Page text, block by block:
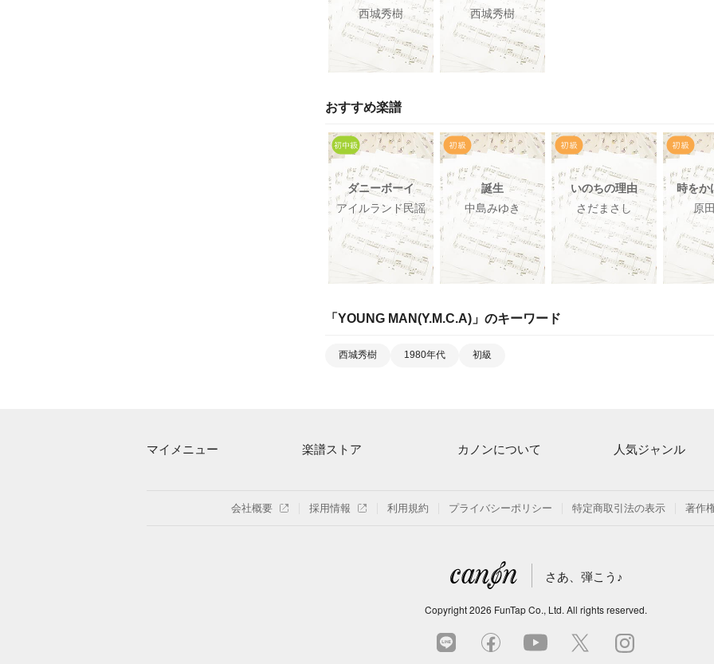
西城秀樹
西城秀樹
おすすめ楽譜
ダニーボーイ
アイルランド民謡
誕生
中島みゆき
いのちの理由
さだまさし
時をか
原
「 YOUNG MAN(Y.M.C.A) 」のキーワード
西城秀樹 1980年代 初級
マイメニュー
ログイン / 会員登録（無料）
楽譜ストア
楽曲一覧
カノンについて
月額プラン
よくあるご質問
人気ジャンル
クラシック
会社概要 採用情報 利用規約 プライバシーポリシー 特定商取引法の表示 著作
さあ、弾こう♪
Copyright2026 FunTap Co., Ltd. All rights reserved.